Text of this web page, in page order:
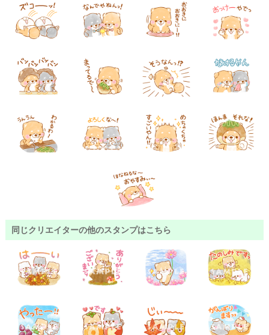
同じクリエイターの他のスタンプはこちら